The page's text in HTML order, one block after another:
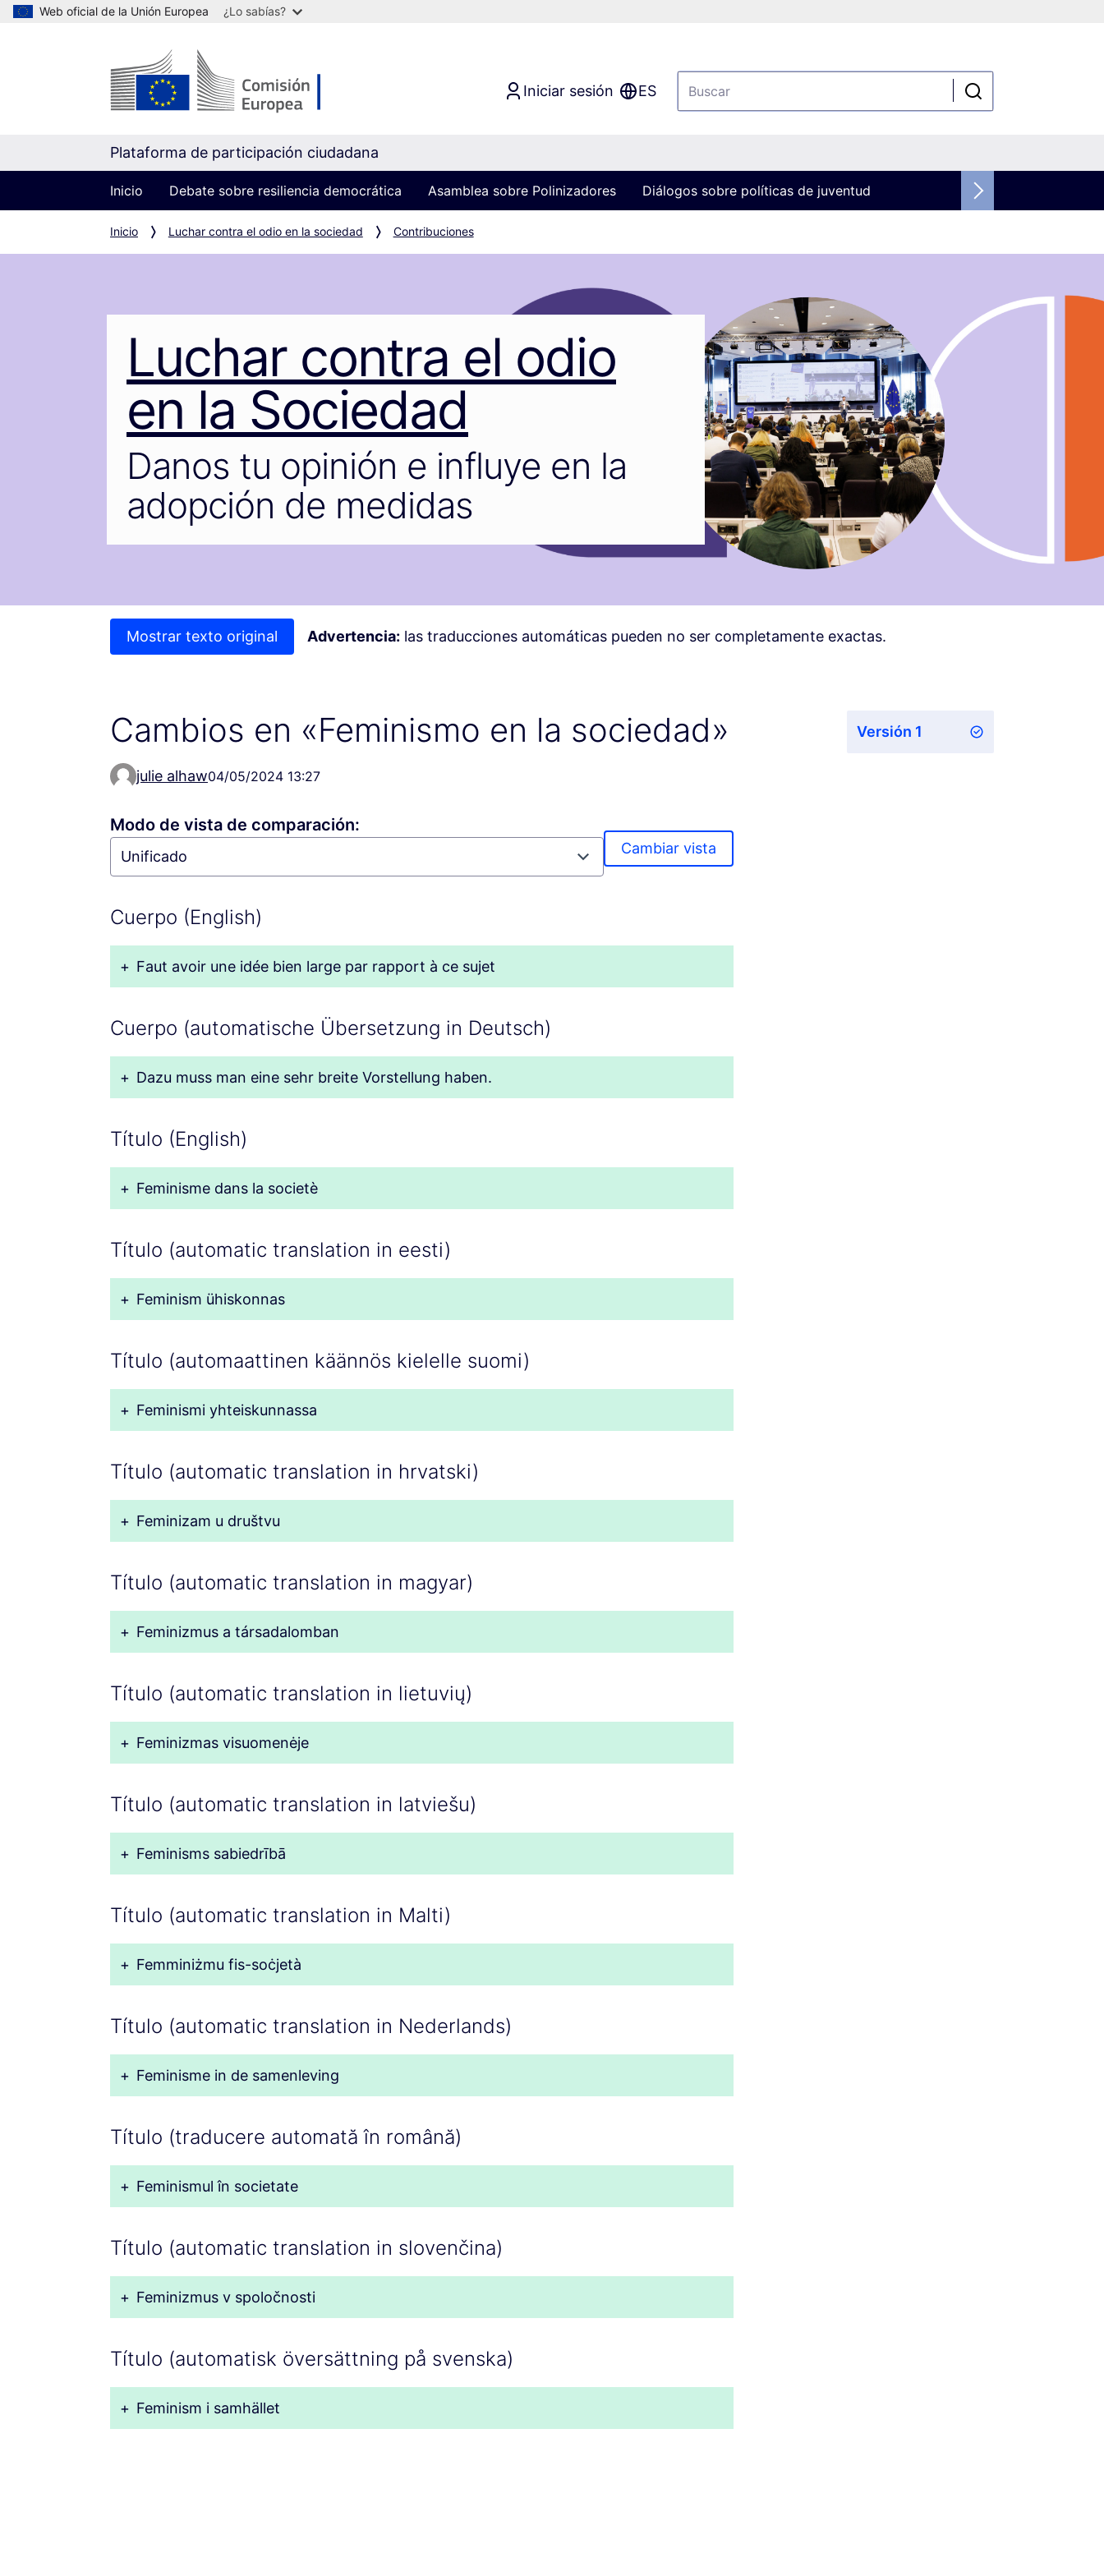
Web oficial de la Unión Europea ¿Lo sabías?
Iniciar sesión ES
Plataforma de participación ciudadana
Inicio Debate sobre resiliencia democrática Asamblea sobre Polinizadores Diálogos sobre políticas de juventud
Inicio Luchar contra el odio en la sociedad Contribuciones
Luchar contra el odio
en la Sociedad
Danos tu opinión e influye en la
adopción de medidas
Mostrar texto original Advertencia: las traducciones automáticas pueden no ser completamente exactas.
Cambios en «Feminismo en la sociedad»
julie alhaw04/05/2024 13:27
Modo de vista de comparación:
Cambiar vista
Cuerpo (English)
+ Faut avoir une idée bien large par rapport à ce sujet
Cuerpo (automatische Übersetzung in Deutsch)
+ Dazu muss man eine sehr breite Vorstellung haben.
Título (English)
+ Feminisme dans la societè
Título (automatic translation in eesti)
+ Feminism ühiskonnas
Título (automaattinen käännös kielelle suomi)
+ Feminismi yhteiskunnassa
Título (automatic translation in hrvatski)
+ Feminizam u društvu
Título (automatic translation in magyar)
+ Feminizmus a társadalomban
Título (automatic translation in lietuvių)
+ Feminizmas visuomenėje
Título (automatic translation in latviešu)
+ Feminisms sabiedrībā
Título (automatic translation in Malti)
+ Femminiżmu fis-soċjetà
Título (automatic translation in Nederlands)
+ Feminisme in de samenleving
Título (traducere automată în română)
+ Feminismul în societate
Título (automatic translation in slovenčina)
+ Feminizmus v spoločnosti
Título (automatisk översättning på svenska)
+ Feminism i samhället
Versión 1